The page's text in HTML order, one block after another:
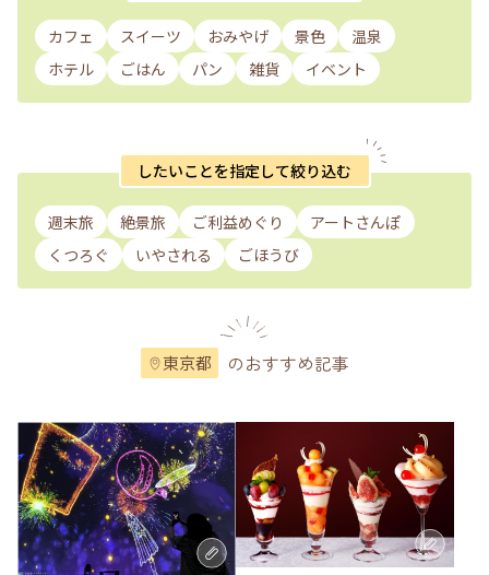
カフェ スイーツ おみやげ 景色
温泉
ホテル
ごはん パン 雑貨 イベント
したいことを指定して絞り込む
週末旅 絶景旅 ご利益めぐり
アートさんぽ
くつろぐ
いやされる ごほうび
東京都 のおすすめ記事